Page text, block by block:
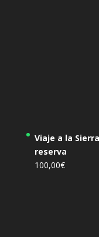
Viaje a la
reserva
100,00€